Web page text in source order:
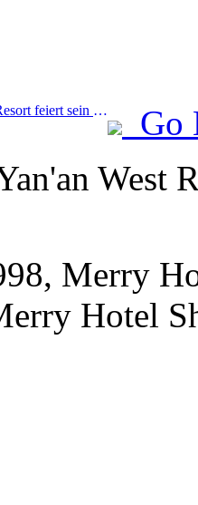
Prev:Das Shanghai Disney Resort feiert sein 10-jähriges Bestehen und hat bis heute über 100 Millionen Besucher empfangen.
Go
West
Merry
Hotel